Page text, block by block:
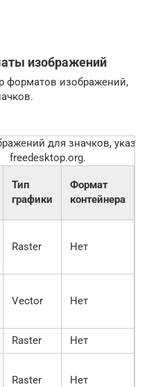
изображений
форматов изображений,
для значков,
freedesktop.org.
Тип
графики
Формат
контейнера
Raster Нет
Vector Нет
Raster Нет
Raster Нет